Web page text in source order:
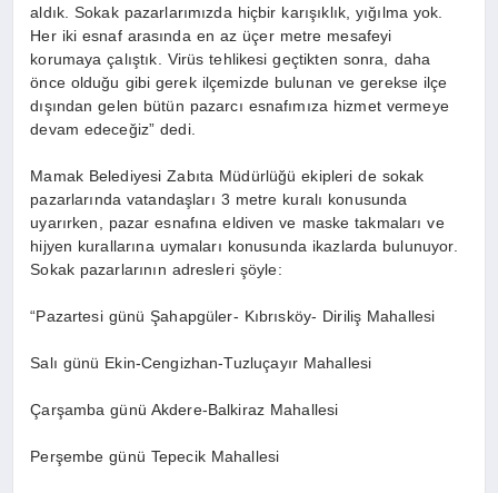
aldık. Sokak pazarlarımızda hiçbir karışıklık, yığılma yok.
Her iki esnaf arasında en az üçer metre mesafeyi
korumaya çalıştık. Virüs tehlikesi geçtikten sonra, daha
önce olduğu gibi gerek ilçemizde bulunan ve gerekse ilçe
dışından gelen bütün pazarcı esnafımıza hizmet vermeye
devam edeceğiz” dedi.
Mamak Belediyesi Zabıta Müdürlüğü ekipleri de sokak
pazarlarında vatandaşları 3 metre kuralı konusunda
uyarırken, pazar esnafına eldiven ve maske takmaları ve
hijyen kurallarına uymaları konusunda ikazlarda bulunuyor.
Sokak pazarlarının adresleri şöyle:
“Pazartesi günü Şahapgüler- Kıbrısköy- Diriliş Mahallesi
Salı günü Ekin-Cengizhan-Tuzluçayır Mahallesi
Çarşamba günü Akdere-Balkiraz Mahallesi
Perşembe günü Tepecik Mahallesi